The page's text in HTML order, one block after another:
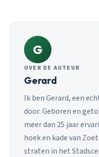
G
OVER DE AUTEUR
Gerard
Ik ben Gerard, een
door. Geboren en
meer dan 25 jaar
hoek en kade van
straten in het